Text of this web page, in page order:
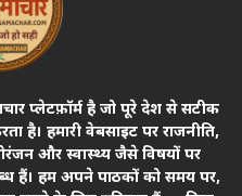
प्लेटफ़ॉर्म है जो पूरे देश से सटीक
है। हमारी वेबसाइट पर राजनीति,
और स्वास्थ्य जैसे विषयों पर
हैं। हम अपने पाठकों को समय पर,